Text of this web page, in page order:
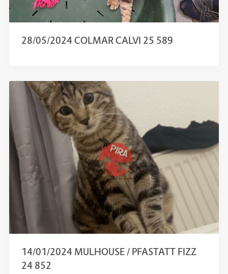
28/05/2024 COLMAR CALVI 25 589
14/01/2024 MULHOUSE / PFASTATT FIZZ
24 852